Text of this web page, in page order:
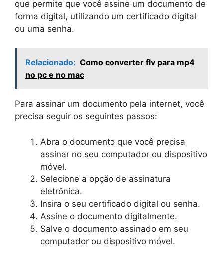
que permite que você assine um documento de
forma digital, utilizando um certificado digital
ou uma senha.
Relacionado: Como converter flv para mp4
no pc e no mac
Para assinar um documento pela internet, você
precisa seguir os seguintes passos:
Abra o documento que você precisa
assinar no seu computador ou dispositivo
móvel.
Selecione a opção de assinatura
eletrônica.
Insira o seu certificado digital ou senha.
Assine o documento digitalmente.
Salve o documento assinado em seu
computador ou dispositivo móvel.